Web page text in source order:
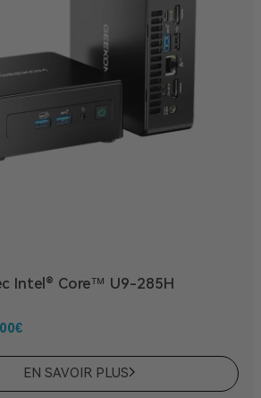
Intel® Core™ U9-285H
€
EN SAVOIR PLUS